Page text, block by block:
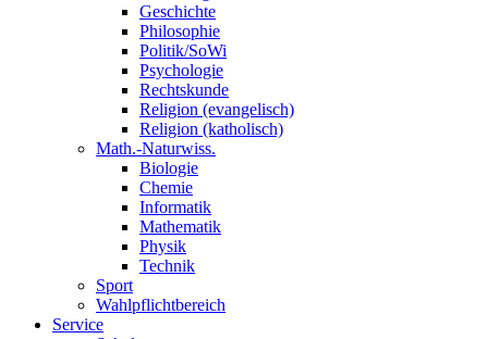
Geschichte
Philosophie
Politik/SoWi
Psychologie
Rechtskunde
Religion (evangelisch)
Religion (katholisch)
Math.-Naturwiss.
Biologie
Chemie
Informatik
Mathematik
Physik
Technik
Sport
Wahlpflichtbereich
Service